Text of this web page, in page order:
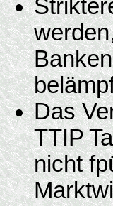
Das
TTIP
nicht